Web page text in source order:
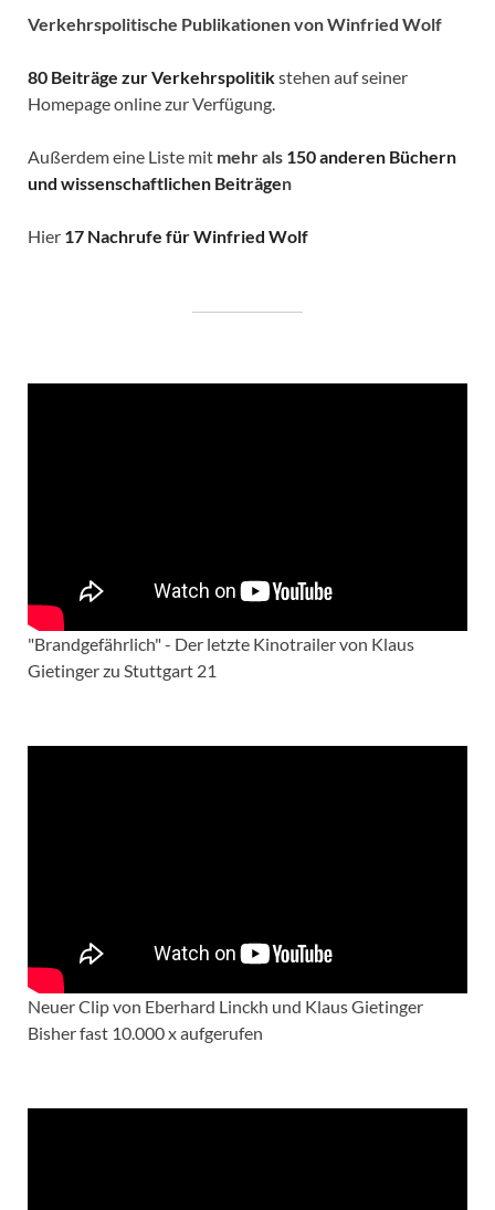
Verkehrspolitische Publikationen von Winfried Wolf
80 Beiträge zur Verkehrspolitikstehen auf seiner
Homepage online zur Verfügung.
Außerdem eine Liste mit mehr als 150 anderen Büchern
und wissenschaftlichen Beiträgen
Hier 17 Nachrufe für Winfried Wolf
"Brandgefährlich" - Der letzte Kinotrailer von Klaus
Gietinger zu Stuttgart 21
Neuer Clip von Eberhard Linckh und Klaus Gietinger
Bisher fast 10.000 x aufgerufen